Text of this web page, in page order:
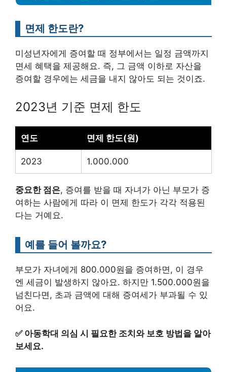
면제 한도란?
미성년자에게 증여할 때 정부에서는 일정 금액까지
면세 혜택을 제공해요. 즉, 그 금액 이하로 자산을
증여할 경우에는 세금을 내지 않아도 되는 것이죠.
2023년 기준 면제 한도
연도 면제 한도(원)
2023 1.000.000
중요한 점은, 증여를 받을 때 자녀가 아닌 부모가 증
여하는 사람에게 따라 이 면제 한도가 각각 적용된
다는 거예요.
예를 들어 볼까요?
부모가 자녀에게 800.000원을 증여하면, 이 경우
엔 세금이 발생하지 않아요. 하지만 1.500.000원을
넘친다면, 초과 금액에 대해 증여세가 부과될 수 있
어요.
✅ 아동학대 의심 시 필요한 조치와 보호 방법을 알아
보세요.